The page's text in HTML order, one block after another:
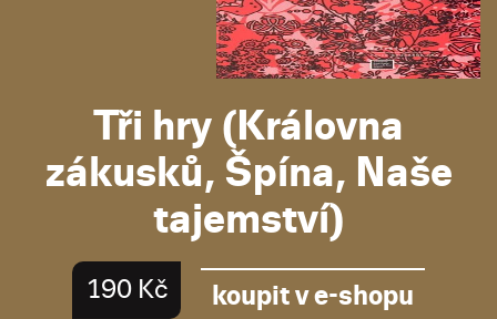
Tři hry (Královna
zákusků, Špína, Naše
tajemství)
190 Kč koupit v e-shopu